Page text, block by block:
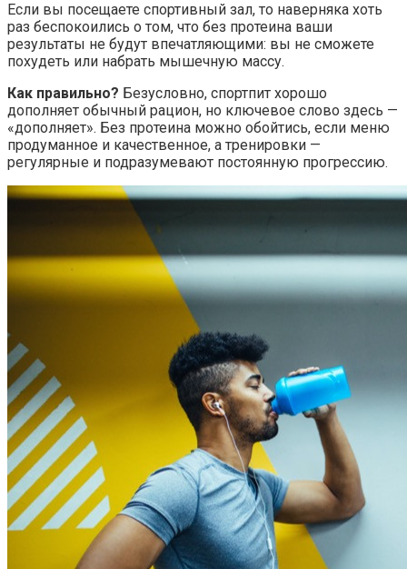
Если вы посещаете спортивный зал, то наверняка хоть
раз беспокоились о том, что без протеина ваши
результаты не будут впечатляющими: вы не сможете
похудеть или набрать мышечную массу.
Как правильно? Безусловно, спортпит хорошо
дополняет обычный рацион, но ключевое слово здесь —
«дополняет». Без протеина можно обойтись, если меню
продуманное и качественное, а тренировки —
регулярные и подразумевают постоянную прогрессию.